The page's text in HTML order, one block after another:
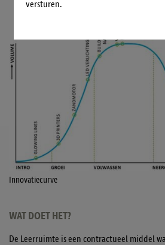
Innovatiecurve
WAT DOET HET?
De Leerruimte is een contractueel middel
versturen.